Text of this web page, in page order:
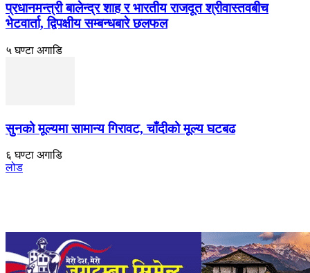
प्रधानमन्त्री बालेन्द्र शाह र भारतीय राजदूत श्रीवास्तवबीच
भेटवार्ता, द्विपक्षीय सम्बन्धबारे छलफल
५ घण्टा अगाडि
सुनको मूल्यमा सामान्य गिरावट, चाँदीको मूल्य घटबढ
६ घण्टा अगाडि
लोड